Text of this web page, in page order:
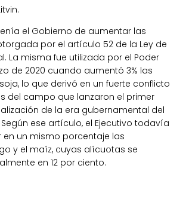
el Gobierno de aumentar las
por el artículo 52 de la Ley de
La misma fue utilizada por el Poder
de 2020 cuando aumentó 3% las
lo que derivó en un fuerte conflicto
del campo que lanzaron el primer
de la era gubernamental del
ese artículo, el Ejecutivo todavía
un mismo porcentaje las
y el maíz, cuyas alícuotas se
en 12 por ciento.